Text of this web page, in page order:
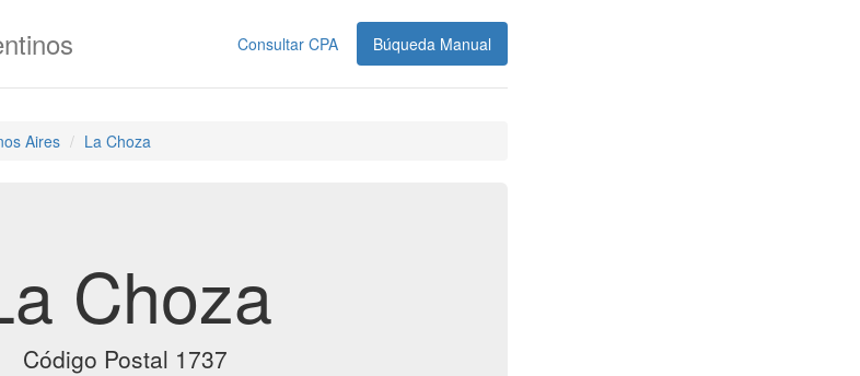
Consultar CPA Búqueda Manual
Aires La Choza
Choza
Código Postal 1737